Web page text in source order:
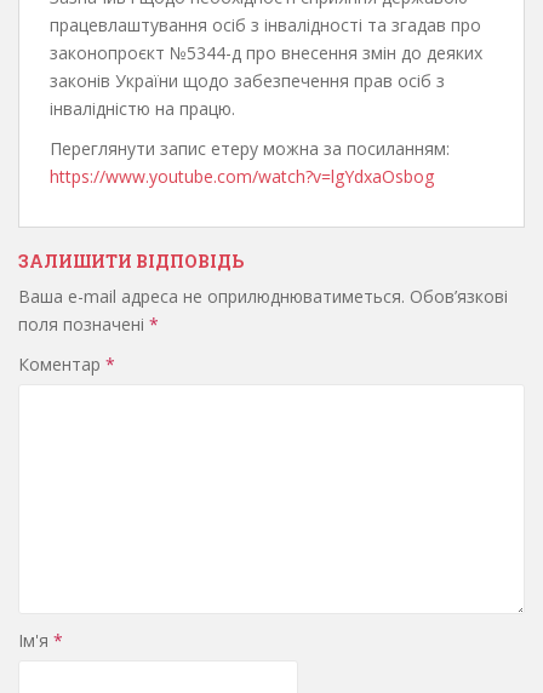
працевлаштування осіб з інвалідності та згадав про
законопроєкт №5344-д про внесення змін до деяких
законів України щодо забезпечення прав осіб з
інвалідністю на працю.
Переглянути запис етеру можна за посиланням:
https://www.youtube.com/watch?v=lgYdxaOsbog
ЗАЛИШИТИ ВІДПОВІДЬ
Ваша e-mail адреса не оприлюднюватиметься. Обов’язкові
поля позначені *
Коментар *
Ім'я *